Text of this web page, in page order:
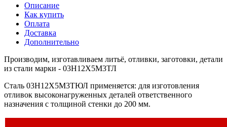
Описание
Как купить
Оплата
Доставка
Дополнительно
Производим, изготавливаем литьё, отливки, заготовки, детали
из стали марки - 03Н12Х5М3ТЛ
Сталь 03Н12Х5М3ТЮЛ применяется: для изготовления
отливок высоконагруженных деталей ответственного
назначения с толщиной стенки до 200 мм.